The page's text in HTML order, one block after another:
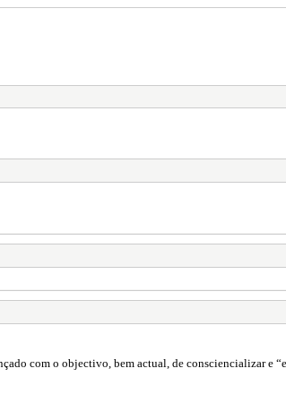
com o objectivo, bem actual, de consciencializar e